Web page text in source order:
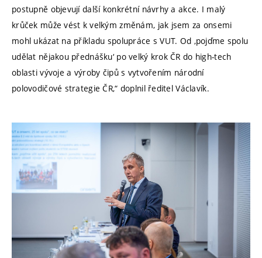
postupně objevují další konkrétní návrhy a akce. I malý
krůček může vést k velkým změnám, jak jsem za onsemi
mohl ukázat na příkladu spolupráce s VUT. Od ‚pojďme spolu
udělat nějakou přednášku‘ po velký krok ČR do high-tech
oblasti vývoje a výroby čipů s vytvořením národní
polovodičové strategie ČR,“ doplnil ředitel Václavík.